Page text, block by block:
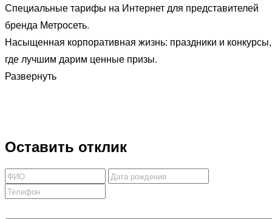
Специальные тарифы на Интернет для представителей
бренда Метросеть.
Насыщенная корпоративная жизнь: праздники и конкурсы,
где лучшим дарим ценные призы.
Развернуть
Оставить отклик